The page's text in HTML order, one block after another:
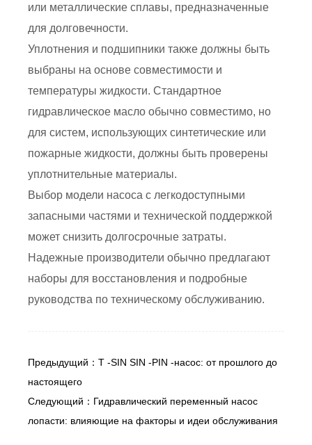
или металлические сплавы, предназначенные
для долговечности.
Уплотнения и подшипники также должны быть
выбраны на основе совместимости и
температуры жидкости. Стандартное
гидравлическое масло обычно совместимо, но
для систем, использующих синтетические или
пожарные жидкости, должны быть проверены
уплотнительные материалы.
Выбор модели насоса с легкодоступными
запасными частями и технической поддержкой
может снизить долгосрочные затраты.
Надежные производители обычно предлагают
наборы для восстановления и подробные
руководства по техническому обслуживанию.
Предыдущий：T -SIN SIN -PIN -насос: от прошлого до
настоящего
Следующий：Гидравлический переменный насос
лопасти: влияющие на факторы и идеи обслуживания